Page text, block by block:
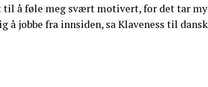
til å føle meg svært motivert, for det tar
å jobbe fra innsiden, sa Klaveness til